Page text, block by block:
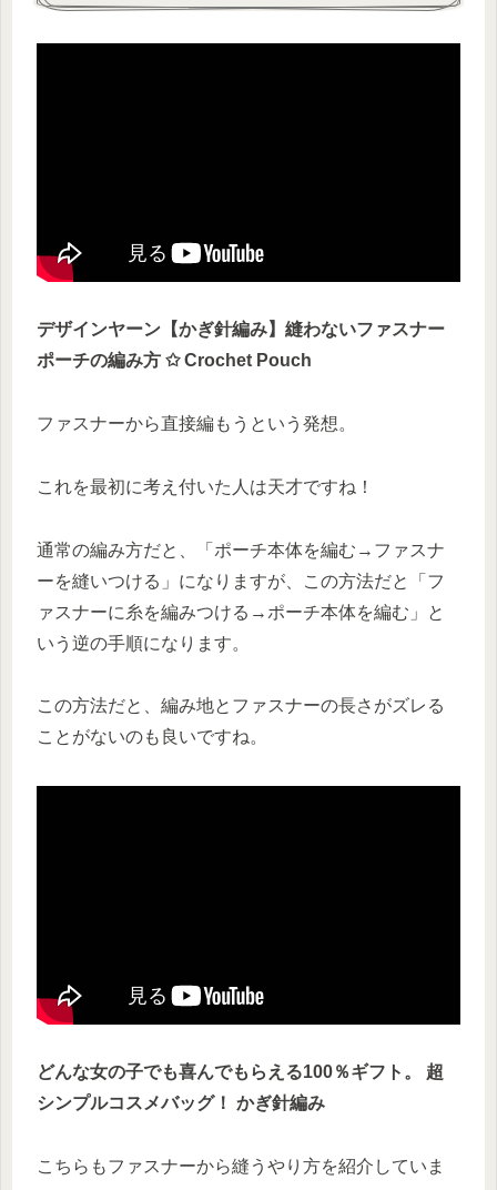
デザインヤーン【かぎ針編み】縫わないファスナー
ポーチの編み方 ✩ Crochet Pouch
ファスナーから直接編もうという発想。
これを最初に考え付いた人は天才ですね！
通常の編み方だと、「ポーチ本体を編む→ファスナ
ーを縫いつける」になりますが、この方法だと「フ
ァスナーに糸を編みつける→ポーチ本体を編む」と
いう逆の手順になります。
この方法だと、編み地とファスナーの長さがズレる
ことがないのも良いですね。
どんな女の子でも喜んでもらえる100％ギフト。 超
シンプルコスメバッグ！ かぎ針編み
こちらもファスナーから縫うやり方を紹介していま